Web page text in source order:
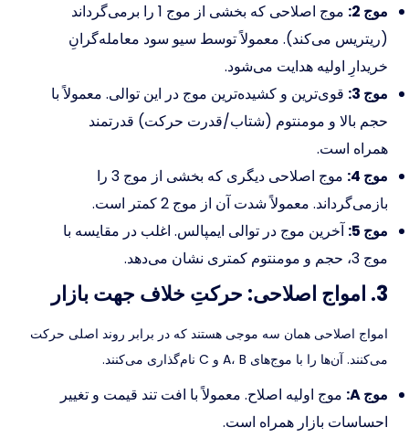
موج 2:
موج اصلاحی که بخشی از موج 1 را برمی‌گرداند
(ریتریس می‌کند). معمولاً توسط سیو سود معامله‌گرانِ
خریدارِ اولیه هدایت می‌شود.
موج 3:
قوی‌ترین و کشیده‌ترین موج در این توالی. معمولاً با
حجم بالا و مومنتوم (شتاب/قدرت حرکت) قدرتمند
همراه است.
موج 4:
موج اصلاحی دیگری که بخشی از موج 3 را
بازمی‌گرداند. معمولاً شدت آن از موج 2 کمتر است.
موج 5:
آخرین موج در توالی ایمپالس. اغلب در مقایسه با
موج 3، حجم و مومنتوم کمتری نشان می‌دهد.
3. امواج اصلاحی: حرکتِ خلاف جهت بازار
امواج اصلاحی همان سه موجی هستند که در برابر روند اصلی حرکت
می‌کنند. آن‌ها را با موج‌های A، B و C نام‌گذاری می‌کنند.
موج A:
موج اولیه اصلاح. معمولاً با افت تند قیمت و تغییر
احساسات بازار همراه است.